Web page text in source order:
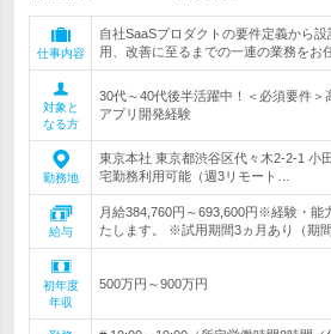
仕事内容
自社SaaSプロダクトの要件定義から
用、改善に至るまでの一連の業務をお
対象と
なる方
30代～40代後半活躍中！＜必須要件＞
アプリ開発経験
勤務地
東京本社 東京都渋谷区代々木2-2-1 小
宅勤務利用可能（週3リモート…
給与
月給384,760円～693,600円※経験・能
たします。 ※試用期間3ヵ月あり（期
初年度
年収
500万円～900万円